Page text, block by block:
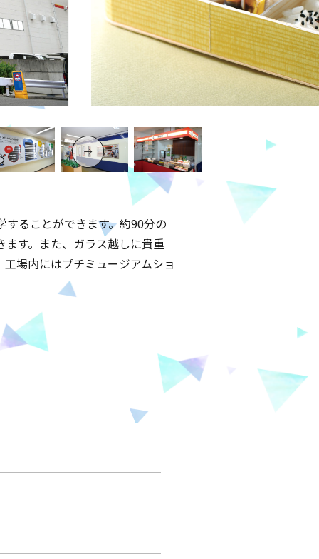
ることができます。約90分の
す。また、ガラス越しに貴重
場内にはプチミュージアムショ